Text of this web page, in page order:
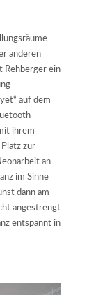
anderen
Rehberger ein
auf dem
ihrem
zur
an
im Sinne
dann am
angestrengt
entspannt in